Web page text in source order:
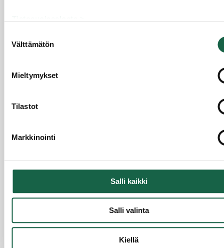
valinta
Välttämätön
Mieltymykset
Tilastot
Markkinointi
Salli kaikki
Salli valinta
Kiellä
toimintaympäristössä. Haluamme vaikuttaa
työelämässä sekä omassa toimintaympäristössä ja
oivalluksia omien suunnitelmien eteenpäin
tulevaisuuden muutosajureita, ajankohtaisia
kehittämisteemoja. Keskeisessä asemassa ovat ns.
edelläkävijäyritykset/-yrittäjät, jotka näyttävät